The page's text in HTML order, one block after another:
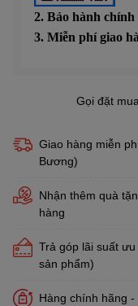
2. Bảo hành chính
3. Miễn phí giao
Gọi đặt mua
Giao hàng miễn
Bương)
Nhận thêm quà
hàng
Trả góp lãi suất
sản phẩm)
Hàng chính hãng